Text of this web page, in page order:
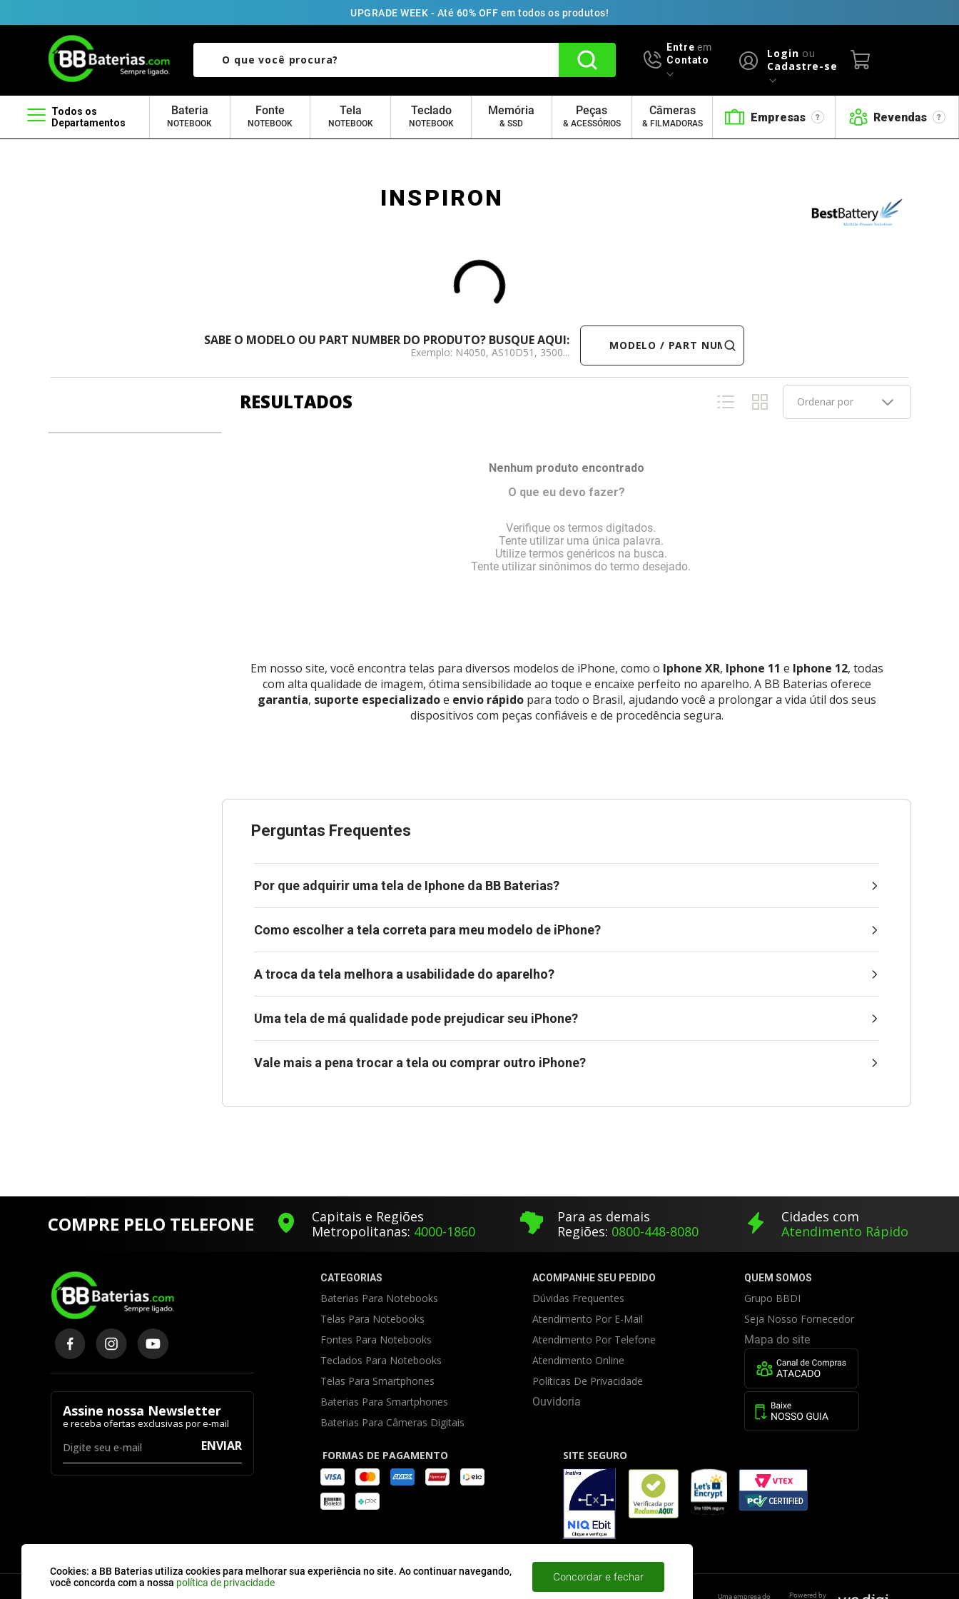
UPGRADE WEEK - Até 60% OFF em todos os produtos!
O que você procura? Entre em
Contato
Login ou
Cadastre-se
Todos os
Departamentos
Bateria
NOTEBOOK
Fonte
NOTEBOOK
Tela
NOTEBOOK
Teclado
NOTEBOOK
Memória
& SSD
Peças
& ACESSÓRIOS
Câmeras
& FILMADORAS Empresas Revendas
Cookies: a BB Baterias utiliza cookies para melhorar sua experiência no site. Ao continuar navegando,
você concorda com a nossa política de privacidade Concordar e fechar
INSPIRON
SABE O MODELO OU PART NUMBER DO PRODUTO? BUSQUE AQUI:
Exemplo: N4050, AS10D51, 3500...
MODELO / PART NUMBER
RESULTADOS Ordenar por
Nenhum produto encontrado
O que eu devo fazer?
Verifique os termos digitados.
Tente utilizar uma única palavra.
Utilize termos genéricos na busca.
Tente utilizar sinônimos do termo desejado.
Em nosso site, você encontra telas para diversos modelos de iPhone, como o Iphone XR, Iphone 11 e Iphone 12, todas
com alta qualidade de imagem, ótima sensibilidade ao toque e encaixe perfeito no aparelho. A BB Baterias oferece
garantia, suporte especializadoe envio rápidopara todo o Brasil, ajudando você a prolongar a vida útil dos seus
dispositivos com peças confiáveis e de procedência segura.
Perguntas Frequentes
Por que adquirir uma tela de Iphone da BB Baterias?
Como escolher a tela correta para meu modelo de iPhone?
A troca da tela melhora a usabilidade do aparelho?
Uma tela de má qualidade pode prejudicar seu iPhone?
Vale mais a pena trocar a tela ou comprar outro iPhone?
COMPRE PELO TELEFONE
Capitais e Regiões
Metropolitanas: 4000-1860
Para as demais
Regiões: 0800-448-8080
Cidades com
Atendimento Rápido
Assine nossa Newsletter
ENVIAR
CATEGORIAS
Baterias Para Notebooks
Telas Para Notebooks
Fontes Para Notebooks
Teclados Para Notebooks
Telas Para Smartphones
Baterias Para Smartphones
Baterias Para Câmeras Digitais
ACOMPANHE SEU PEDIDO
Dúvidas Frequentes
Atendimento Por E-Mail
Atendimento Por Telefone
Atendimento Online
Políticas De Privacidade
Ouvidoria
QUEM SOMOS
Grupo BBDI
Seja Nosso Fornecedor
Mapa do site
FORMAS DE PAGAMENTO SITE SEGURO
2026 © BBBaterias® é marca registrada de BB BATERIAS SOLUCOES EM ENERGIA E INFORMATICA LTDA
Uma empresa do Powered by